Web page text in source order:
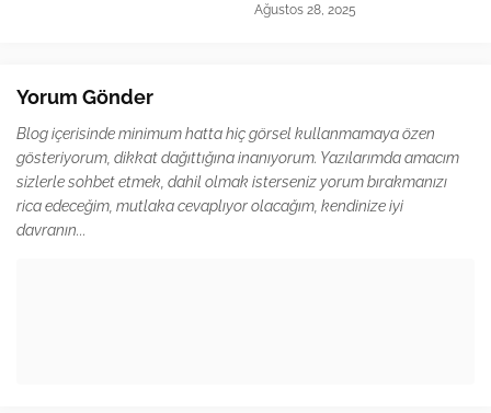
Ağustos 28, 2025
Yorum Gönder
Blog içerisinde minimum hatta hiç görsel kullanmamaya özen
gösteriyorum, dikkat dağıttığına inanıyorum. Yazılarımda amacım
sizlerle sohbet etmek, dahil olmak isterseniz yorum bırakmanızı
rica edeceğim, mutlaka cevaplıyor olacağım, kendinize iyi
davranın...